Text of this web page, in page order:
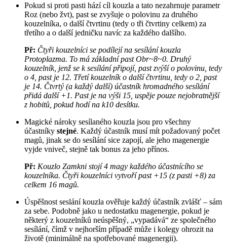
Pokud si proti pasti hází cíl kouzla a tato nezahrnuje parametr
Roz (nebo žvt), past se zvyšuje o polovinu za druhého
kouzelníka, o další čtvrtinu (tedy o tři čtvrtiny celkem) za
třetího a o další jedničku navíc za každého dalšího.
Př: Čtyři kouzelníci se podílejí na sesílání kouzla
Protoplazma. To má základní past Obr~8~0. Druhý
kouzelník, jenž se k sesílání připojí, past zvýší o polovinu, tedy
o 4, past je 12. Třetí kouzelník o další čtvrtinu, tedy o 2, past
je 14. Čtvrtý (a každý další) účastník hromadného sesílání
přidá další +1. Past je na výši 15, uspěje pouze nejobratnější
z hobitů, pokud hodí na k10 desítku.
Magické nároky sesílaného kouzla jsou pro všechny
účastníky stejné. Každý účastník musí mít požadovaný počet
magů, jinak se do sesílání sice zapojí, ale jeho magenergie
vyjde vniveč, stejně tak bonus za jeho přínos.
Př: Kouzlo Zamkni stojí 4 magy každého účastnícího se
kouzelníka. Čtyři kouzelníci vytvoří past +15 (z pasti +8) za
celkem 16 magů.
Úspěšnost seslání kouzla ověřuje každý účastník zvlášť – sám
za sebe. Podobně jako u nedostatku magenergie, pokud je
některý z kouzelníků neúspěšný, „vypadává“ ze společného
sesílání, čímž v nejhorším případě může i kolegy ohrozit na
životě (minimálně na spotřebované magenergii).